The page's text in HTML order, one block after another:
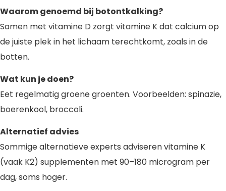
Waarom genoemd bij botontkalking?
Samen met vitamine D zorgt vitamine K dat calcium op
de juiste plek in het lichaam terechtkomt, zoals in de
botten.
Wat kun je doen?
Eet regelmatig groene groenten. Voorbeelden: spinazie,
boerenkool, broccoli.
Alternatief advies
Sommige alternatieve experts adviseren vitamine K
(vaak K2) supplementen met 90–180 microgram per
dag, soms hoger.